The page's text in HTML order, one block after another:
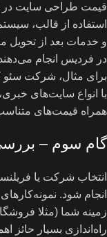
قیمت طراحی سایت در
استفاده از قالب،
و خدمات بعد از
در فردیس انجام
برای مثال، شرکت
با انواع سایت‌های
همراه قیمت‌های
گام سوم –
انتخاب شرکت یا
انجام شود.
زمینه شما (مثلا
راه‌اندازی بسیار حائز